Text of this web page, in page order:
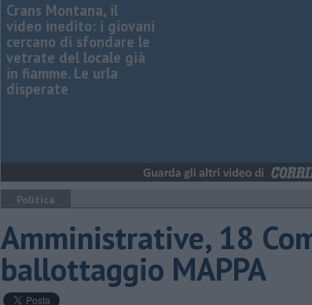
Crans Montana, il
video inedito: i giovani
cercano di sfondare le
vetrate del locale già
in fiamme. Le urla
disperate
Politica
Amministrative, 18
ballottaggio MAPPA